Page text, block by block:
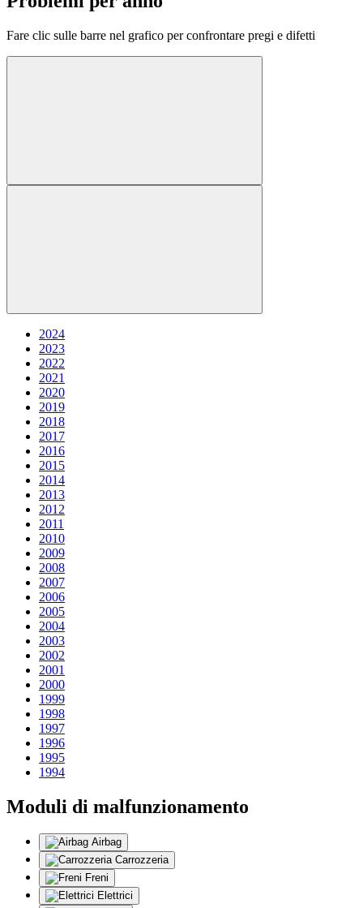
Fare clic sulle barre nel grafico per confrontare pregi e difetti
2024
2023
2022
2021
2020
2019
2018
2017
2016
2015
2014
2013
2012
2011
2010
2009
2008
2007
2006
2005
2004
2003
2002
2001
2000
1999
1998
1997
1996
1995
1994
Moduli di malfunzionamento
Airbag
Carrozzeria
Freni
Elettrici